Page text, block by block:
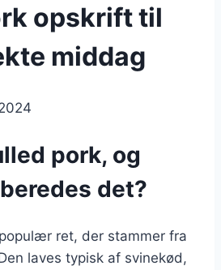
opskrift til
middag
pork, og
det?
ret, der stammer fra
laves typisk af svinekød,